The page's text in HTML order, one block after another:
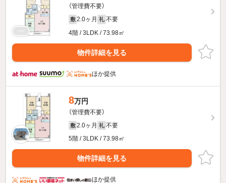
（管理費不要）
敷 2.0ヶ月 礼 不要
4階 / 3LDK / 73.98㎡
物件詳細を見る
ほか提供
8万円
（管理費不要）
敷 2.0ヶ月 礼 不要
5階 / 3LDK / 73.98㎡
物件詳細を見る
ほか提供